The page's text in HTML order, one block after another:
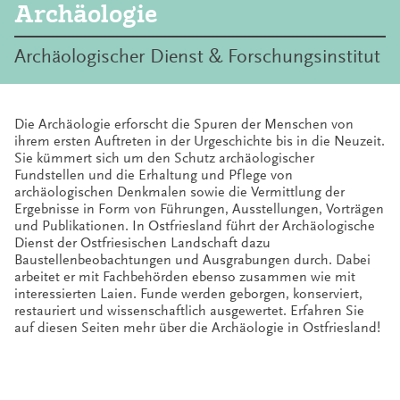
Archäologie
Archäologischer Dienst & Forschungsinstitut
Die Archäologie erforscht die Spuren der Menschen von
ihrem ersten Auftreten in der Urgeschichte bis in die Neuzeit.
Sie kümmert sich um den Schutz archäologischer
Fundstellen und die Erhaltung und Pflege von
archäologischen Denkmalen sowie die Vermittlung der
Ergebnisse in Form von Führungen, Ausstellungen, Vorträgen
und Publikationen. In Ostfriesland führt der Archäologische
Dienst der Ostfriesischen Landschaft dazu
Baustellenbeobachtungen und Ausgrabungen durch. Dabei
arbeitet er mit Fachbehörden ebenso zusammen wie mit
interessierten Laien. Funde werden geborgen, konserviert,
restauriert und wissenschaftlich ausgewertet. Erfahren Sie
auf diesen Seiten mehr über die Archäologie in Ostfriesland!